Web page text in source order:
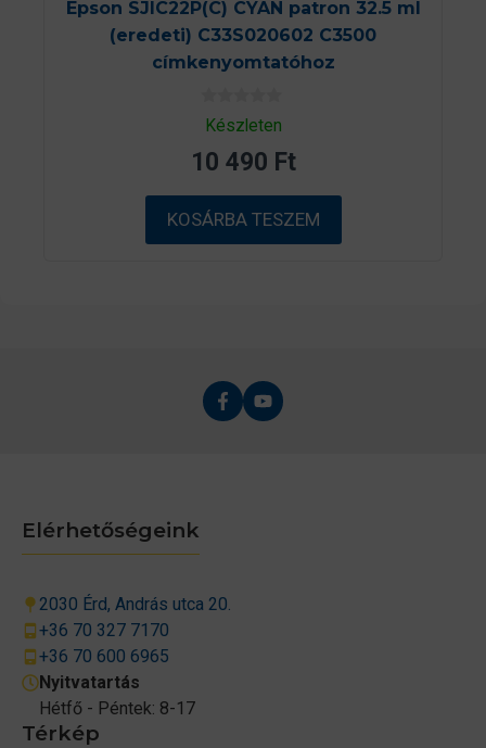
Epson SJIC22P(C) CYAN patron 32.5 ml
(eredeti) C33S020602 C3500
címkenyomtatóhoz
0
a
5
b
ő
l
Készleten
10 490 Ft
KOSÁRBA TESZEM
Térkép
Elérhetőségeink
2030 Érd, András utca 20.
+36 70 327 7170
+36 70 600 6965
Nyitvatartás
Hétfő - Péntek: 8-17